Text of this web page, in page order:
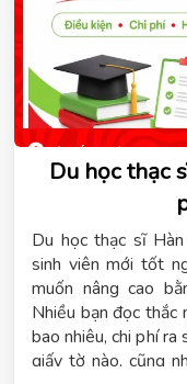
Du học thạc
Du học thạc sĩ
sinh viên mới tốt
muốn nâng cao
Nhiều bạn đọc thắc
bao nhiêu, chi phí
giấy tờ nào, cũng